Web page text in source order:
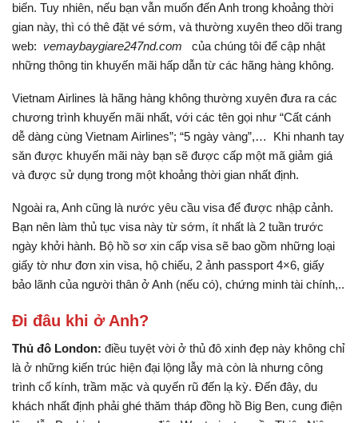
biến. Tuy nhiên, nếu bạn vẫn muốn đến Anh trong khoảng thời
gian này, thì có thê đặt vé sớm, và thường xuyên theo dõi trang
web: vemaybaygiare247nd.com
của chúng tôi để cập nhật
những thông tin khuyến mãi hấp dẫn từ các hãng hàng không.
Vietnam Airlines là hãng hàng không thường xuyên đưa ra các
chương trình khuyến mãi nhất, với các tên gọi như “Cất cánh
dễ dàng cùng Vietnam Airlines”; “5 ngày vàng”,… Khi nhanh tay
săn được khuyến mãi này bạn sẽ được cấp một mã giảm giá
và được sử dụng trong một khoảng thời gian nhất định.
Ngoài ra, Anh cũng là nước yêu cầu visa để được nhập cảnh.
Bạn nên làm thủ tục visa này từ sớm, ít nhất là 2 tuần trước
ngày khởi hành. Bộ hồ sơ xin cấp visa sẽ bao gồm những loại
giấy tờ như đơn xin visa, hộ chiếu, 2 ảnh passport 4×6, giấy
bảo lãnh của người thân ở Anh (nếu có), chứng minh tài chính,..
Đi đâu khi ở Anh?
Thủ đô London: điều tuyệt vời ở thủ đô xinh đẹp này không chỉ
là ở những kiến trúc hiện đại lộng lẫy mà còn là nhưng công
trình cổ kính, trầm mặc và quyến rũ đến lạ kỳ. Đến đây, du
khách nhất định phải ghé thăm tháp đồng hồ Big Ben, cung điện